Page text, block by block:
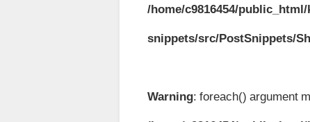
/home/c9816454/
snippets/src/PostSnippets/
Warning: foreach() argument